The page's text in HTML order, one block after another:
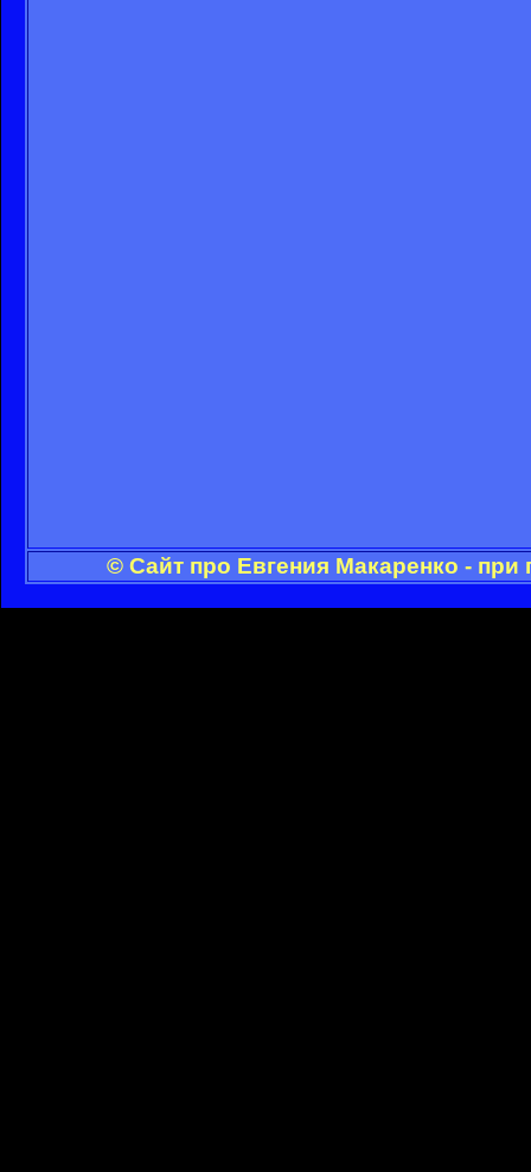
© Сайт про Евгения Макаренко -